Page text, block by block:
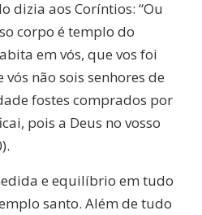
dizia aos Coríntios: “Ou
corpo é templo do
em vós, que vos foi
não sois senhores de
fostes comprados por
pois a Deus no vosso
e equilíbrio em tudo
santo. Além de tudo